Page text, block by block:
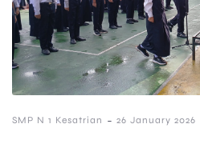
SMP N 1 Kesatrian - 26 January 2026